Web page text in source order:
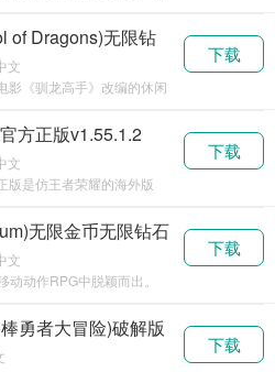
of Dragons)无限钻
文
影《驯龙高手》改编的休闲
下载
方正版v1.55.1.2
文
版是仿王者荣耀的海外版
下载
无限金币无限钻石
文
动作RPG中脱颖而出。
下载
勇者大冒险)破解版
下载